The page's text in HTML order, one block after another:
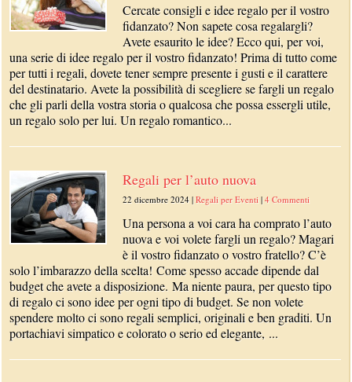
Cercate consigli e idee regalo per il vostro
fidanzato? Non sapete cosa regalargli?
Avete esaurito le idee? Ecco qui, per voi,
una serie di idee regalo per il vostro fidanzato! Prima di tutto come
per tutti i regali, dovete tener sempre presente i gusti e il carattere
del destinatario. Avete la possibilità di scegliere se fargli un regalo
che gli parli della vostra storia o qualcosa che possa essergli utile,
un regalo solo per lui. Un regalo romantico...
Regali per l’auto nuova
22 dicembre 2024 |Regali per Eventi |4 Commenti
Una persona a voi cara ha comprato l’auto
nuova e voi volete fargli un regalo? Magari
è il vostro fidanzato o vostro fratello? C’è
solo l’imbarazzo della scelta! Come spesso accade dipende dal
budget che avete a disposizione. Ma niente paura, per questo tipo
di regalo ci sono idee per ogni tipo di budget. Se non volete
spendere molto ci sono regali semplici, originali e ben graditi. Un
portachiavi simpatico e colorato o serio ed elegante, ...